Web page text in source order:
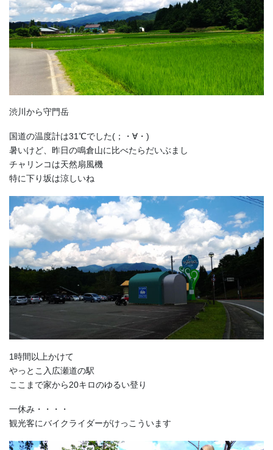
渋川から守門岳
国道の温度計は31℃でした(；・∀・)
暑いけど、昨日の鳴倉山に比べたらだいぶまし
チャリンコは天然扇風機
特に下り坂は涼しいね
1時間以上かけて
やっとこ入広瀬道の駅
ここまで家から20キロのゆるい登り
一休み・・・・
観光客にバイクライダーがけっこういます